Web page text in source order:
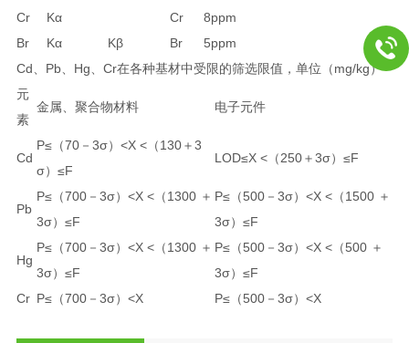
Cr
Kα Cr
8ppm
Br
Kα Kβ Br
5ppm
Cd、Pb、Hg、Cr在各种基材中受限的筛选限值，单位（mg/kg）
元
素
金属、聚合物材料 电子元件
Cd
P≤（70－3σ）<X <（130＋3
σ）≤F
LOD≤X <（250＋3σ）≤F
Pb
P≤（700－3σ）<X <（1300 ＋
3σ）≤F
P≤（500－3σ）<X <（1500 ＋
3σ）≤F
Hg
P≤（700－3σ）<X <（1300 ＋
3σ）≤F
P≤（500－3σ）<X <（500 ＋
3σ）≤F
Cr P≤（700－3σ）<X P≤（500－3σ）<X